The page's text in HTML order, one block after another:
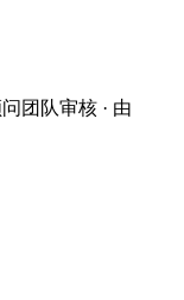
团队审核 · 由